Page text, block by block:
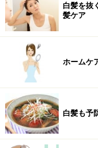
白髪を抜
髪ケア
ホームケ
白髪も予